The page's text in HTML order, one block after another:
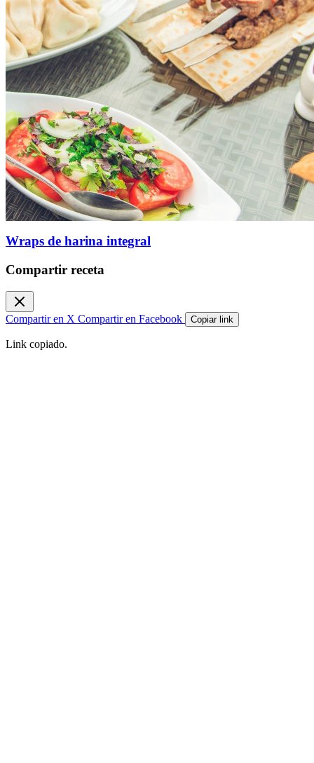
Wraps de harina integral
Compartir receta
Compartir en X Compartir en Facebook Copiar link
Link copiado.